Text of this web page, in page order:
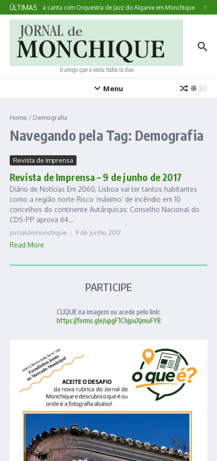
Ir para o conteúdo
ÚLTIMAS
australiana canta com Orquestra de Jazz do Algarve em Monchique
O amigo que o visita todos os dias
Menu
Home / Demografia
Navegando pela Tag: Demografia
Revista de Imprensa
Revista de Imprensa – 9 de junho de 2017
Diário de Notícias Em 2060, Lisboa vai ter tantos habitantes
como a região norte Risco ‘máximo’ de incêndio em 10
concelhos do continente Autárquicas: Conselho Nacional do
CDS-PP aprova 64...
jornaldemonchique 9 de Junho, 2017
Read More
PARTICIPE
CLIQUE na imagem ou acede pelo link:
https://forms.gle/upgF1ChjpuXjmuFY8